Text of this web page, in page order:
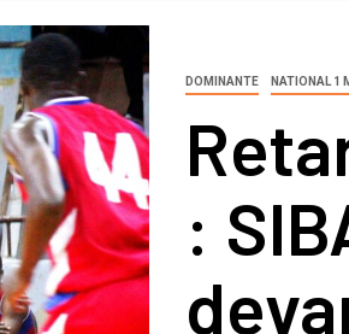
DOMINANTE NATIONAL 1
: